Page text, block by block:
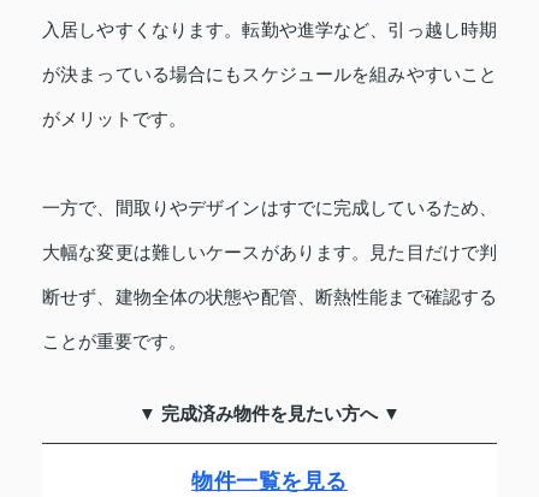
入居しやすくなります。転勤や進学など、引っ越し時期
が決まっている場合にもスケジュールを組みやすいこと
がメリットです。
一方で、間取りやデザインはすでに完成しているため、
大幅な変更は難しいケースがあります。見た目だけで判
断せず、建物全体の状態や配管、断熱性能まで確認する
ことが重要です。
▼ 完成済み物件を見たい方へ ▼
物件一覧を見る